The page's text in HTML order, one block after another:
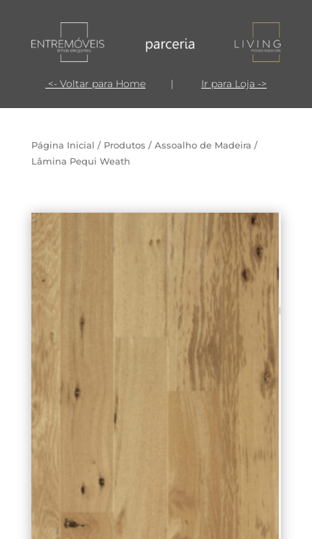
<- Voltar para Home| Ir para Loja ->
Página Inicial / Produtos / Assoalho de Madeira /
Lâmina Pequi Weath